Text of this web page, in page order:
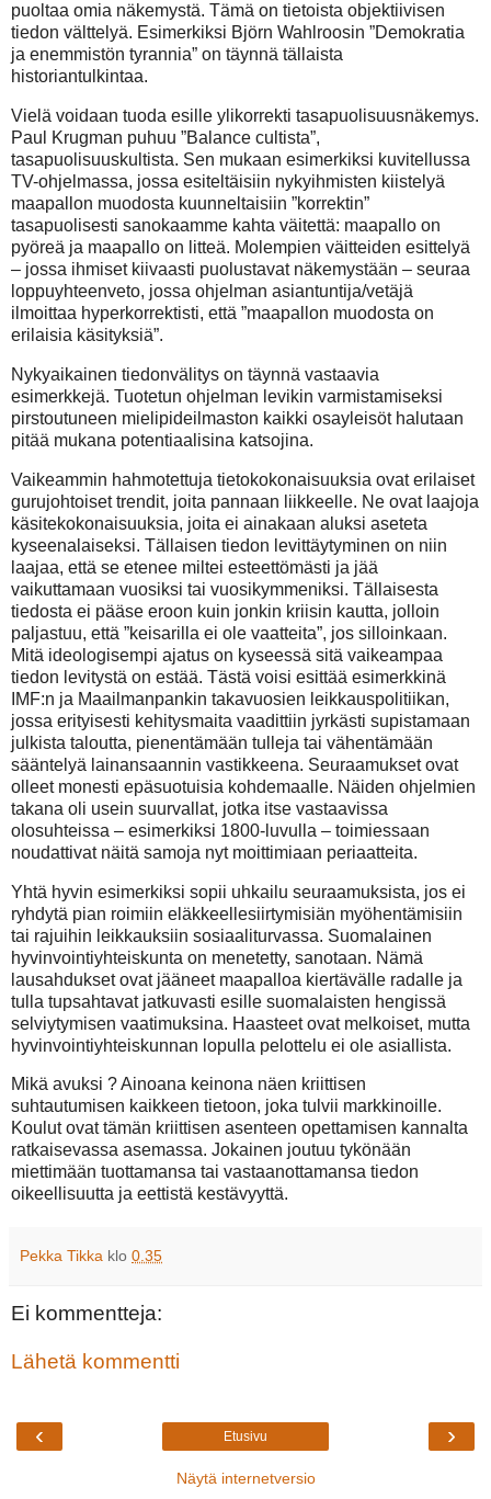
puoltaa omia näkemystä. Tämä on tietoista objektiivisen
tiedon välttelyä. Esimerkiksi Björn Wahlroosin ”Demokratia
ja enemmistön tyrannia” on täynnä tällaista
historiantulkintaa.
Vielä voidaan tuoda esille ylikorrekti tasapuolisuusnäkemys.
Paul Krugman puhuu ”Balance cultista”,
tasapuolisuuskultista. Sen mukaan esimerkiksi kuvitellussa
TV-ohjelmassa, jossa esiteltäisiin nykyihmisten kiistelyä
maapallon muodosta kuunneltaisiin ”korrektin”
tasapuolisesti sanokaamme kahta väitettä: maapallo on
pyöreä ja maapallo on litteä. Molempien väitteiden esittelyä
– jossa ihmiset kiivaasti puolustavat näkemystään – seuraa
loppuyhteenveto, jossa ohjelman asiantuntija/vetäjä
ilmoittaa hyperkorrektisti, että ”maapallon muodosta on
erilaisia käsityksiä”.
Nykyaikainen tiedonvälitys on täynnä vastaavia
esimerkkejä. Tuotetun ohjelman levikin varmistamiseksi
pirstoutuneen mielipideilmaston kaikki osayleisöt halutaan
pitää mukana potentiaalisina katsojina.
Vaikeammin hahmotettuja tietokokonaisuuksia ovat erilaiset
gurujohtoiset trendit, joita pannaan liikkeelle. Ne ovat laajoja
käsitekokonaisuuksia, joita ei ainakaan aluksi aseteta
kyseenalaiseksi. Tällaisen tiedon levittäytyminen on niin
laajaa, että se etenee miltei esteettömästi ja jää
vaikuttamaan vuosiksi tai vuosikymmeniksi. Tällaisesta
tiedosta ei pääse eroon kuin jonkin kriisin kautta, jolloin
paljastuu, että ”keisarilla ei ole vaatteita”, jos silloinkaan.
Mitä ideologisempi ajatus on kyseessä sitä vaikeampaa
tiedon levitystä on estää. Tästä voisi esittää esimerkkinä
IMF:n ja Maailmanpankin takavuosien leikkauspolitiikan,
jossa erityisesti kehitysmaita vaadittiin jyrkästi supistamaan
julkista taloutta, pienentämään tulleja tai vähentämään
sääntelyä lainansaannin vastikkeena. Seuraamukset ovat
olleet monesti epäsuotuisia kohdemaalle. Näiden ohjelmien
takana oli usein suurvallat, jotka itse vastaavissa
olosuhteissa – esimerkiksi 1800-luvulla – toimiessaan
noudattivat näitä samoja nyt moittimiaan periaatteita.
Yhtä hyvin esimerkiksi sopii uhkailu seuraamuksista, jos ei
ryhdytä pian roimiin eläkkeellesiirtymisiän myöhentämisiin
tai rajuihin leikkauksiin sosiaaliturvassa. Suomalainen
hyvinvointiyhteiskunta on menetetty, sanotaan. Nämä
lausahdukset ovat jääneet maapalloa kiertävälle radalle ja
tulla tupsahtavat jatkuvasti esille suomalaisten hengissä
selviytymisen vaatimuksina. Haasteet ovat melkoiset, mutta
hyvinvointiyhteiskunnan lopulla pelottelu ei ole asiallista.
Mikä avuksi ? Ainoana keinona näen kriittisen
suhtautumisen kaikkeen tietoon, joka tulvii markkinoille.
Koulut ovat tämän kriittisen asenteen opettamisen kannalta
ratkaisevassa asemassa. Jokainen joutuu tykönään
miettimään tuottamansa tai vastaanottamansa tiedon
oikeellisuutta ja eettistä kestävyyttä.
Pekka Tikka klo 0.35
Ei kommentteja:
Lähetä kommentti
‹ ›
Etusivu
Näytä internetversio